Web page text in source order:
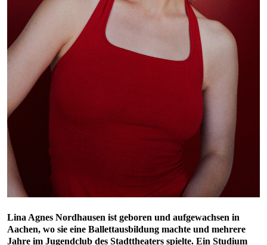
Lina Agnes Nordhausen ist geboren und aufgewachsen in
Aachen, wo sie eine Ballettausbildung machte und mehrere
Jahre im Jugendclub des Stadttheaters spielte. Ein Studium